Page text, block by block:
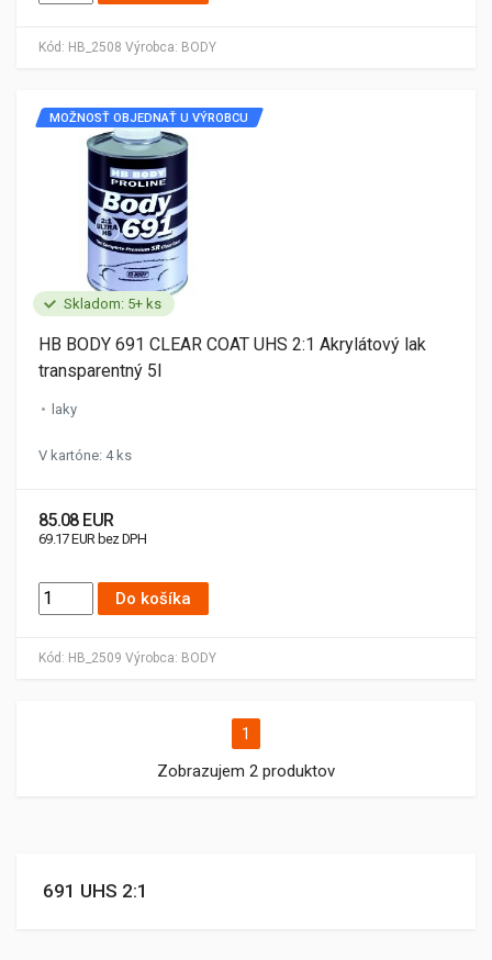
691 UHS 2:1
Kód: HB_2508 Výrobca: BODY
Skladom: 5+ ks
Kód: HB_2509 Výrobca: BODY
MOŽNOSŤ OBJEDNAŤ U VÝROBCU
HB BODY 691 CLEAR COAT UHS 2:1 Akrylátový lak
transparentný 5l
laky
V kartóne: 4 ks
85.08 EUR
69.17 EUR bez DPH
Do košíka
1
Zobrazujem 2 produktov